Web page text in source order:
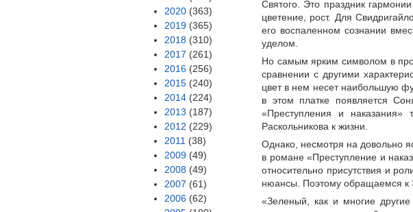
2020 (363)
2019 (365)
2018 (310)
2017 (261)
2016 (256)
2015 (240)
2014 (224)
2013 (187)
2012 (229)
2011 (38)
2009 (49)
2008 (49)
2007 (61)
2006 (62)
Святого. Это праздник
цветение, рост. Для
его воспаленном сознании
уделом.
Но самым ярким символом в
сравнении с другими
цвет в нем несет наибольшую
в этом платке появляется
«Преступления и наказания»
Раскольникова к жизни.
Однако, несмотря на довольно
в романе «Преступление и
относительно присутствия и
нюансы. Поэтому обращаемся к
«Зеленый, как и многие